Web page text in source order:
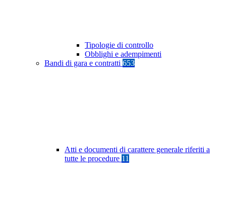
Tipologie di controllo
Obblighi e adempimenti
Bandi di gara e contratti 653
Atti e documenti di carattere generale riferiti a
tutte le procedure 11